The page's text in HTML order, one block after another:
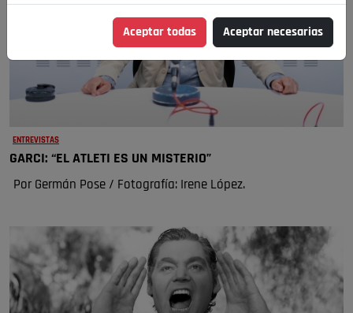
ENTREVISTAS
GARCI: “EL ATLETI ES UN MISTERIO”
Por Germán Pose / Fotografía: Irene López.
Aceptar todas Aceptar necesarias